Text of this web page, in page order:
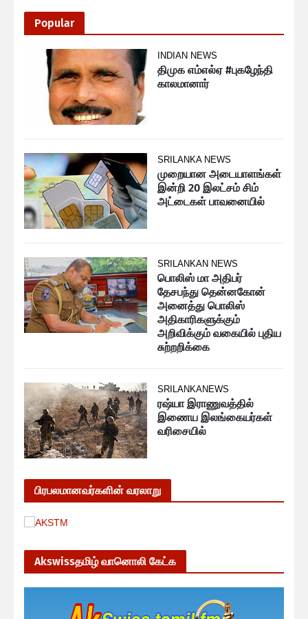
Popular
INDIAN NEWS
திமுக எம்எல்ஏ #புகழேந்தி
காலமானார்
SRILANKA NEWS
முறையான அடையாளங்கள்
இன்றி 20 இலட்சம் சிம்
அட்டைகள் பாவனையில்
SRILANKAN NEWS
பொலிஸ் மா அதிபர்
தேசபந்து தென்னகோன்
அனைத்து பொலிஸ்
அதிகாரிகளுக்கும்
அறிவிக்கும் வகையில் புதிய
சுற்றறிக்கை
SRILANKANEWS
ரஷ்யா இராணுவத்தில்
இணைய இலங்கையர்கள்
வரிசையில்
பிரபலமானவர்களின் வரலாறு
Akswissதமிழ் வானொலி கேட்க